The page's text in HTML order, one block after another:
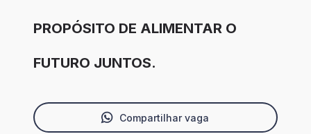
PROPÓSITO DE ALIMENTAR O
FUTURO JUNTOS.
Compartilhar vaga